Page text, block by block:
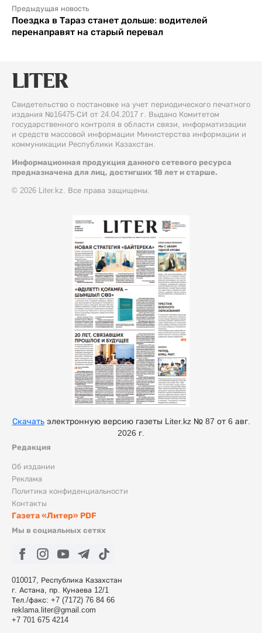
Предыдущая новость
Поездка в Тараз станет дольше: водителей
перенаправят на старый перевал
Свидетельство о постановке на учет периодического печатного
издания №16475-СИ от 24.04.2017 г. Выдано Комитетом
государственного контроля в области связи, информатизации
и средств массовой информации Министерства информации и
коммуникации Республики Казахстан.
Информационная продукция данного сетевого ресурса
предназначена для лиц, достигших 18 лет и старше.
© 2026 Liter.kz. Все права защищены.
Редакция
Об издании
Реклама
Политика конфиденциальности
Контакты
Газета «Литер» PDF
Мы в социальных сетях
010017, Республика Казахстан
г. Астана, пр. Кунаева 12/1
Тел./факс: +7 (7172) 76 84 66
reklama.liter@gmail.com
+7 701 675 4214
Скачатьэлектронную версию газеты Liter.kz № 87 от 6 авг.
2026 г.